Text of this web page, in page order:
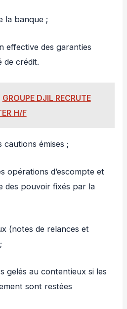
la banque ;
effective des garanties
de crédit.
GROUPE DJIL RECRUTE
H/F
émises ;
opérations d’escompte et
des pouvoir fixés par la
(notes de relances et
gelés au contentieux si les
sont restées